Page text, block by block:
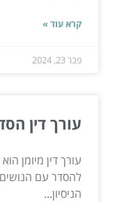
קרא עוד »
פבר 23, 2024
עורך דין
עורך דין מיומן
להסדר עם
הניסיון...